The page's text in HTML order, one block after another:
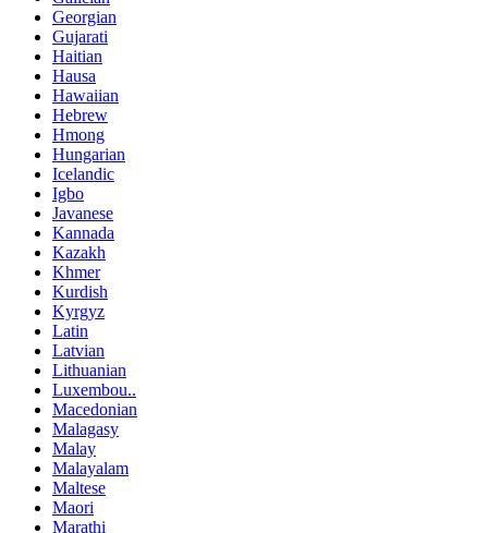
Georgian
Gujarati
Haitian
Hausa
Hawaiian
Hebrew
Hmong
Hungarian
Icelandic
Igbo
Javanese
Kannada
Kazakh
Khmer
Kurdish
Kyrgyz
Latin
Latvian
Lithuanian
Luxembou..
Macedonian
Malagasy
Malay
Malayalam
Maltese
Maori
Marathi